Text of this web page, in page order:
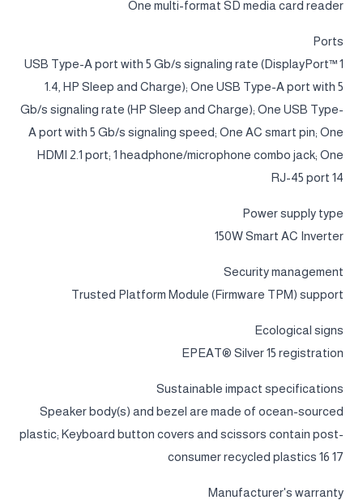
One multi-format SD media card reader
Ports
1 USB Type-A port with 5 Gb/s signaling rate (DisplayPort™
1.4, HP Sleep and Charge); One USB Type-A port with 5
Gb/s signaling rate (HP Sleep and Charge); One USB Type-
A port with 5 Gb/s signaling speed; One AC smart pin; One
HDMI 2.1 port; 1 headphone/microphone combo jack; One
RJ-45 port 14
Power supply type
150W Smart AC Inverter
Security management
Trusted Platform Module (Firmware TPM) support
Ecological signs
EPEAT® Silver 15 registration
Sustainable impact specifications
Speaker body(s) and bezel are made of ocean-sourced
plastic; Keyboard button covers and scissors contain post-
consumer recycled plastics 16 17
Manufacturer's warranty